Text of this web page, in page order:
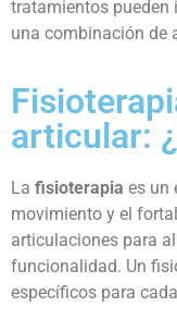
tratamientos pueden
una combinación de
articular:
La fisioterapia es un
movimiento y el
articulaciones para
funcionalidad. Un
específicos para